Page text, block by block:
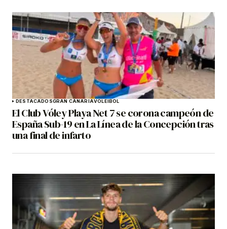
DESTACADOSGRAN CANARIAVOLEIBOL
El Club Vóley Playa Net 7 se corona campeón de
España Sub-19 en La Línea de la Concepción tras
una final de infarto